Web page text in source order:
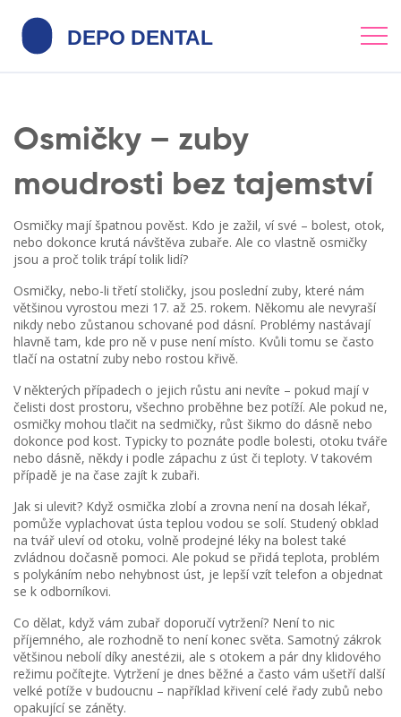
Osmičky – zuby
moudrosti bez tajemství
Osmičky mají špatnou pověst. Kdo je zažil, ví své – bolest, otok,
nebo dokonce krutá návštěva zubaře. Ale co vlastně osmičky
jsou a proč tolik trápí tolik lidí?
Osmičky, nebo-li třetí stoličky, jsou poslední zuby, které nám
většinou vyrostou mezi 17. až 25. rokem. Někomu ale nevyraší
nikdy nebo zůstanou schované pod dásní. Problémy nastávají
hlavně tam, kde pro ně v puse není místo. Kvůli tomu se často
tlačí na ostatní zuby nebo rostou křivě.
V některých případech o jejich růstu ani nevíte – pokud mají v
čelisti dost prostoru, všechno proběhne bez potíží. Ale pokud ne,
osmičky mohou tlačit na sedmičky, růst šikmo do dásně nebo
dokonce pod kost. Typicky to poznáte podle bolesti, otoku tváře
nebo dásně, někdy i podle zápachu z úst či teploty. V takovém
případě je na čase zajít k zubaři.
Jak si ulevit? Když osmička zlobí a zrovna není na dosah lékař,
pomůže vyplachovat ústa teplou vodou se solí. Studený obklad
na tvář uleví od otoku, volně prodejné léky na bolest také
zvládnou dočasně pomoci. Ale pokud se přidá teplota, problém
s polykáním nebo nehybnost úst, je lepší vzít telefon a objednat
se k odborníkovi.
Co dělat, když vám zubař doporučí vytržení? Není to nic
příjemného, ale rozhodně to není konec světa. Samotný zákrok
většinou nebolí díky anestézii, ale s otokem a pár dny klidového
režimu počítejte. Vytržení je dnes běžné a často vám ušetří další
velké potíže v budoucnu – například křivení celé řady zubů nebo
opakující se záněty.